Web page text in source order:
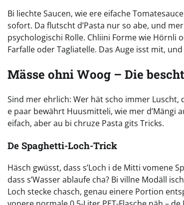
Bi liechte Saucen, wie ere eifache
sofort. Da flutscht d’Pasta nur so abe, und
psychologischi Rolle. Chliini Forme wie Hörnli
Farfalle oder Tagliatelle. Das Auge isst mit,
Mässe ohni Woog – Die
Sind mer ehrlich: Wer hät scho immer Luscht,
e paar bewährt Huusmitteli, wie mer d’Mängi
eifach, aber au bi chruze Pasta gits Tricks.
De Spaghetti-Loch-Trick
Häsch gwüsst, dass s’Loch i de Mitti vomene
dass s’Wasser ablaufe cha? Bi villne Modäll
Loch stecke chasch, genau einere Portion